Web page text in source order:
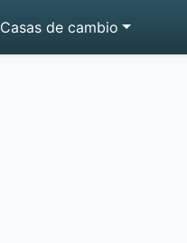
Casas de cambio